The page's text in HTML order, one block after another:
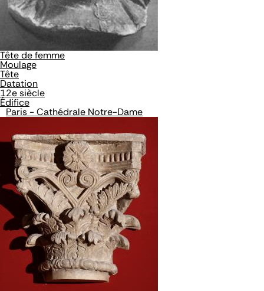
Tête de femme
Moulage
Tête
Datation
12e siècle
Édifice
Paris - Cathédrale Notre-Dame